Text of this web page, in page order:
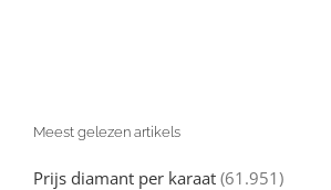
Meest gelezen artikels
Prijs diamant per karaat (61.951)